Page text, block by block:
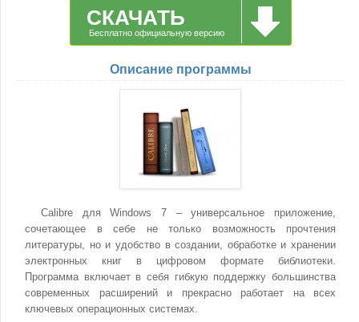
СКАЧАТЬ
Бесплатно официальную версию
Описание программы
Calibre для Windows 7 – универсальное приложение,
сочетающее в себе не только возможность прочтения
литературы, но и удобство в создании, обработке и хранении
электронных книг в цифровом формате библиотеки.
Программа включает в себя гибкую поддержку большинства
современных расширений и прекрасно работает на всех
ключевых операционных системах.